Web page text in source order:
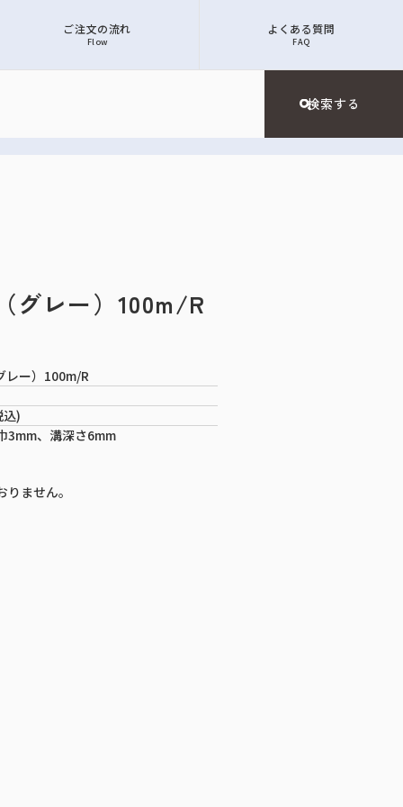
ご注文の流れ
Flow
よくある質問
FAQ
グレー）100m/R
レー）100m/R
)
3mm、溝深さ6mm
ません。